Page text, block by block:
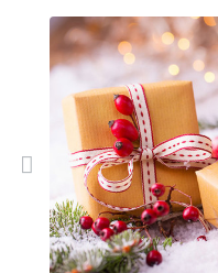
Anterior